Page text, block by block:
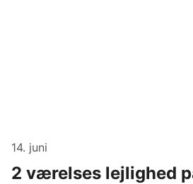
14. juni
2 værelses lejlighed